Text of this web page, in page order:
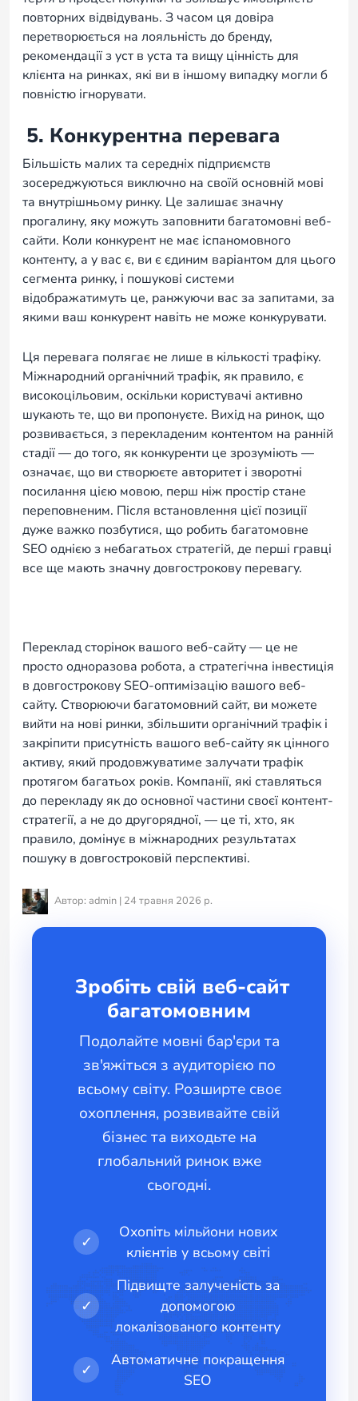
повторних відвідувань. З часом ця довіра
перетворюється на лояльність до бренду,
рекомендації з уст в уста та вищу цінність для
клієнта на ринках, які ви в іншому випадку могли б
повністю ігнорувати.
5. Конкурентна перевага
Більшість малих та середніх підприємств
зосереджуються виключно на своїй основній мові
та внутрішньому ринку. Це залишає значну
прогалину, яку можуть заповнити багатомовні веб-
сайти. Коли конкурент не має іспаномовного
контенту, а у вас є, ви є єдиним варіантом для цього
сегмента ринку, і пошукові системи
відображатимуть це, ранжуючи вас за запитами, за
якими ваш конкурент навіть не може конкурувати.
Ця перевага полягає не лише в кількості трафіку.
Міжнародний органічний трафік, як правило, є
високоцільовим, оскільки користувачі активно
шукають те, що ви пропонуєте. Вихід на ринок, що
розвивається, з перекладеним контентом на ранній
стадії — до того, як конкуренти це зрозуміють —
означає, що ви створюєте авторитет і зворотні
посилання цією мовою, перш ніж простір стане
переповненим. Після встановлення цієї позиції
дуже важко позбутися, що робить багатомовне
SEO однією з небагатьох стратегій, де перші гравці
все ще мають значну довгострокову перевагу.
Переклад сторінок вашого веб-сайту — це не
просто одноразова робота, а стратегічна інвестиція
в довгострокову SEO-оптимізацію вашого веб-
сайту. Створюючи багатомовний сайт, ви можете
вийти на нові ринки, збільшити органічний трафік і
закріпити присутність вашого веб-сайту як цінного
активу, який продовжуватиме залучати трафік
протягом багатьох років. Компанії, які ставляться
до перекладу як до основної частини своєї контент-
стратегії, а не до другорядної, — це ті, хто, як
правило, домінує в міжнародних результатах
пошуку в довгостроковій перспективі.
Автор: admin | 24 травня 2026 р.
Зробіть свій веб-сайт
багатомовним
Подолайте мовні бар'єри та
зв'яжіться з аудиторією по
всьому світу. Розширте своє
охоплення, розвивайте свій
бізнес та виходьте на
глобальний ринок вже
сьогодні.
✓
Охопіть мільйони нових
клієнтів у всьому світі
✓
Підвищте залученість за
допомогою
локалізованого контенту
✓
Автоматичне покращення
SEO